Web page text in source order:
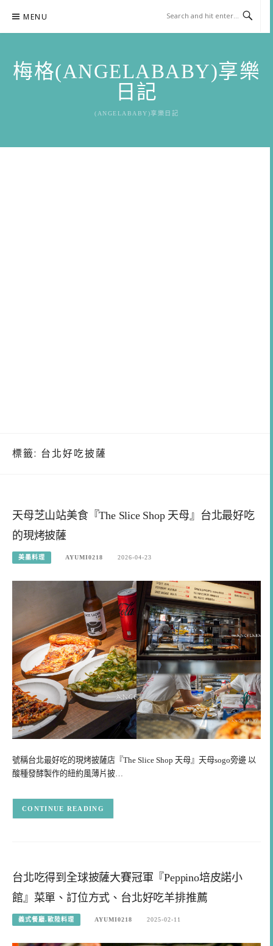
content
MENU
梅格(ANGELABABY)享樂
日記
(ANGELABABY)享樂日記
標籤: 台北好吃披薩
天母芝山站美食『The Slice Shop 天母』台北最好吃
的現烤披薩
美墨料理 AYUMI0218 2026-04-23
號稱台北最好吃的現烤披薩店『The Slice Shop 天母』天母sogo旁邊 以
酸種發酵製作的紐約風薄片披…
CONTINUE READING
台北吃得到全球披薩大賽冠軍『Peppino培皮諾小
館』菜單、訂位方式、台北好吃羊排推薦
義式餐廳.歐陸料理 AYUMI0218 2025-02-11